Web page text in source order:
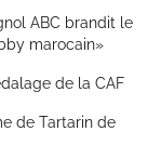
ABC brandit le
marocain»
de la CAF
de Tartarin de